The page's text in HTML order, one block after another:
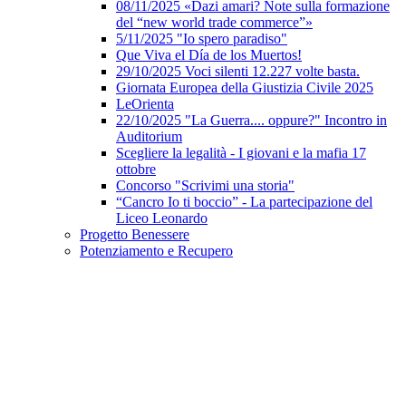
08/11/2025 «Dazi amari? Note sulla formazione
del “new world trade commerce”»
5/11/2025 "Io spero paradiso"
Que Viva el Día de los Muertos!
29/10/2025 Voci silenti 12.227 volte basta.
Giornata Europea della Giustizia Civile 2025
LeOrienta
22/10/2025 "La Guerra.... oppure?" Incontro in
Auditorium
Scegliere la legalità - I giovani e la mafia 17
ottobre
Concorso "Scrivimi una storia"
“Cancro Io ti boccio” - La partecipazione del
Liceo Leonardo
Progetto Benessere
Potenziamento e Recupero